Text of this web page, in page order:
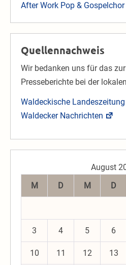
After Work Pop &
Quellennachweis
Wir bedanken uns für das
Presseberichte bei der
Waldeckische Landeszeitung
Waldecker Nachrichten
August
M
D M D
3 4 5 6
10 11 12 13